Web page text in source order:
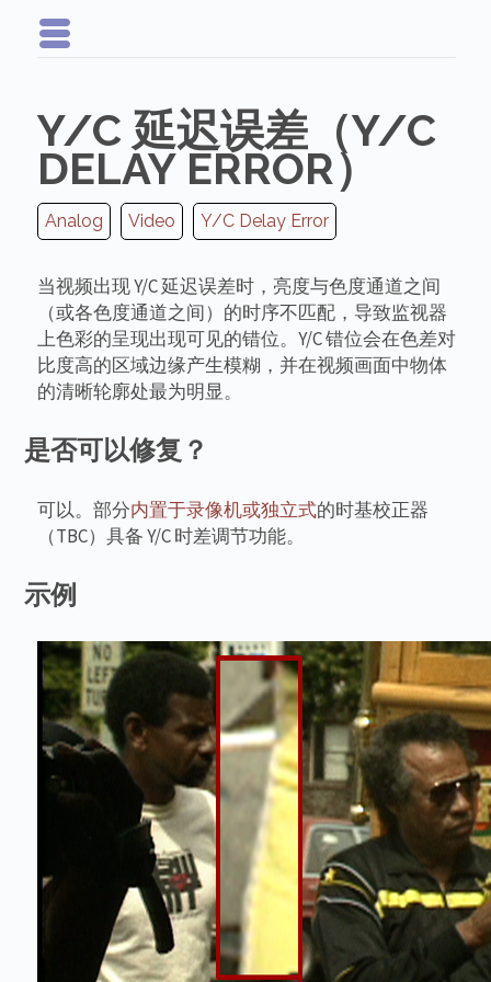
Y/C 延迟误差（Y/C
DELAY ERROR）
Analog Video Y/C Delay Error
当视频出现 Y/C 延迟误差时，亮度与色度通道之间
（或各色度通道之间）的时序不匹配，导致监视器
上色彩的呈现出现可见的错位。Y/C 错位会在色差对
比度高的区域边缘产生模糊，并在视频画面中物体
的清晰轮廓处最为明显。
是否可以修复？
可以。部分内置于录像机或独立式的时基校正器
（TBC）具备 Y/C 时差调节功能。
示例